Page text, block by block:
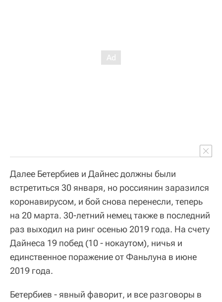
Далее Бетербиев и Дайнес должны были
встретиться 30 января, но россиянин заразился
коронавирусом, и бой снова перенесли, теперь
на 20 марта. 30-летний немец также в последний
раз выходил на ринг осенью 2019 года. На счету
Дайнеса 19 побед (10 - нокаутом), ничья и
единственное поражение от Фаньлуна в июне
2019 года.
Бетербиев - явный фаворит, и все разговоры в